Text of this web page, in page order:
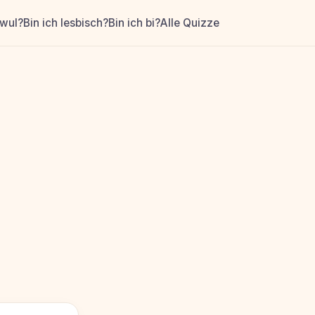
Bin ich lesbisch?Bin ich bi?Alle Quizze